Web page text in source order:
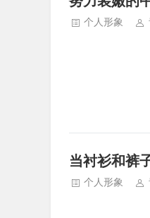
个人形象
当衬衫和裤
个人形象